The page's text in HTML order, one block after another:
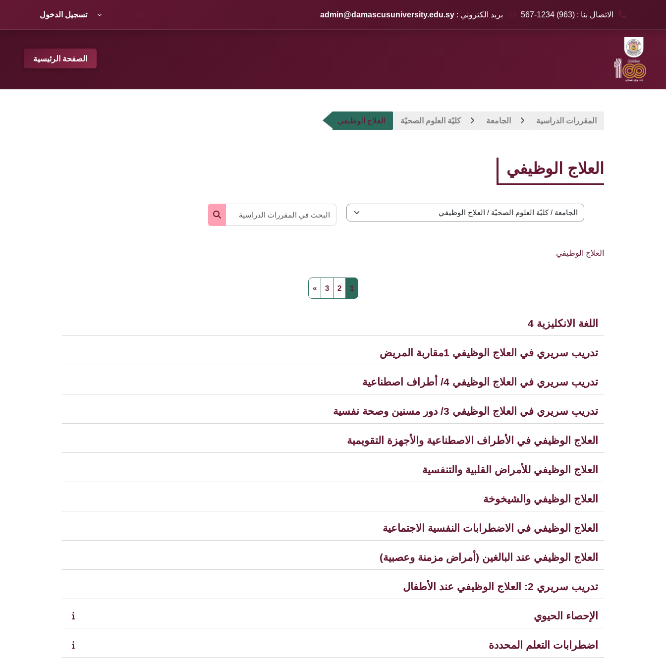
تخطى إلى المحتوى الرئيسي
الاتصال بنا : (963) 1234-567 بريد الكتروني : admin@damascusuniversity.edu.sy تسجيل الدخول
الصفحة الرئيسية
المقررات الدراسية الجامعة كليّة العلوم الصحيّة العلاج الوظيفي
العلاج الوظيفي
تصنيفات المقررات
البحث في المقررات الدراسية
البحث في المقررات الدراسية
العلاج الوظيفي
1 صفحة 1
2صفحة 2
3صفحة 3
»الصفحة التالية
اللغة الانكليزية 4
تدريب سريري في العلاج الوظيفي 1مقاربة المريض
تدريب سريري في العلاج الوظيفي 4/ أطراف اصطناعية
تدريب سريري في العلاج الوظيفي 3/ دور مسنين وصحة نفسية
العلاج الوظيفي في الأطراف الاصطناعية والأجهزة التقويمية
العلاج الوظيفي للأمراض القلبية والتنفسية
العلاج الوظيفي والشيخوخة
العلاج الوظيفي في الاضطرابات النفسية الاجتماعية
العلاج الوظيفي عند البالغين (أمراض مزمنة وعصبية)
تدريب سريري 2: العلاج الوظيفي عند الأطفال
الإحصاء الحيوي
اضطرابات التعلم المحددة